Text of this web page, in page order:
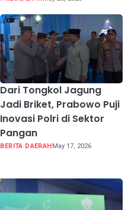
Dari Tongkol Jagung
Jadi Briket, Prabowo Puji
Inovasi Polri di Sektor
Pangan
BERITA DAERAHMay 17, 2026